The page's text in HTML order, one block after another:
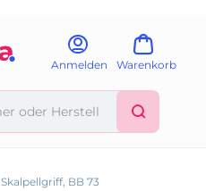
Anmelden Warenkorb
Skalpellgriff, BB 73